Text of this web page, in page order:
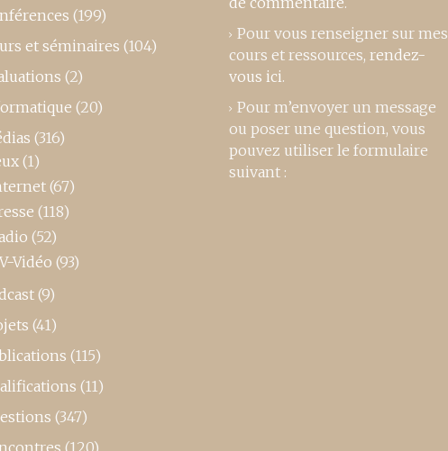
(199)
et séminaires (104)
(2)
(20)
(316)
(1)
(67)
(118)
(52)
Vidéo (93)
(9)
(41)
(115)
(11)
(347)
(120)
Pour vous renseigner sur mes
cours et ressources, rendez-
vous ici.
Pour m’envoyer un message
ou poser une question, vous
pouvez utiliser le formulaire
suivant :